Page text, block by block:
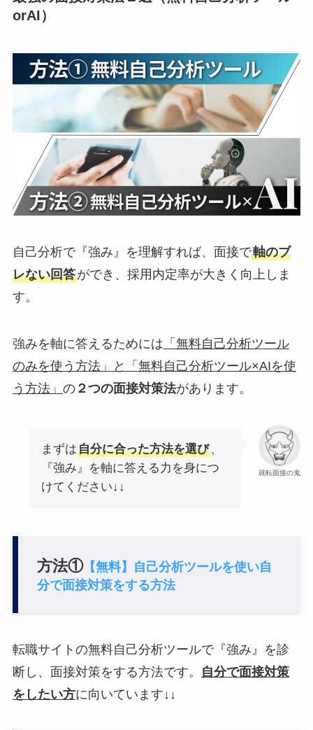
orAI）
自己分析で『強み』を理解すれば、面接で軸のブ
レない回答ができ、採用内定率が大きく向上しま
す。
強みを軸に答えるためには 「無料自己分析ツール
のみを使う方法」と「無料自己分析ツール×AIを使
う方法」 の２つの面接対策法があります。
就転面接の鬼
まずは自分に合った方法を選び、
『強み』を軸に答える力を身につ
けてください↓↓
方法①【無料】自己分析ツールを使い自
分で面接対策をする方法
転職サイトの無料自己分析ツールで『強み』を診
断し、面接対策をする方法です。
自分で面接対策
をしたい方に向いています↓↓